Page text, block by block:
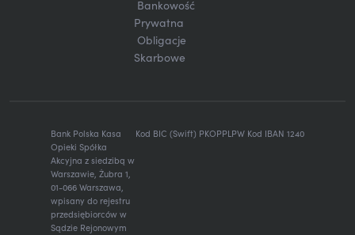
Bankowość
Prywatna
Obligacje
Skarbowe
Bank Polska Kasa
Opieki Spółka
Akcyjna z siedzibą w
Warszawie, Żubra 1,
01-066 Warszawa,
wpisany do rejestru
przedsiębiorców w
Sądzie Rejonowym
Kod BIC (Swift) PKOPPLPW Kod IBAN 1240